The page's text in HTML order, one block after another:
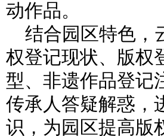
动作品。
结合园区特色，
权登记现状、版权
型、非遗作品登记
传承人答疑解惑，
识，为园区提高版